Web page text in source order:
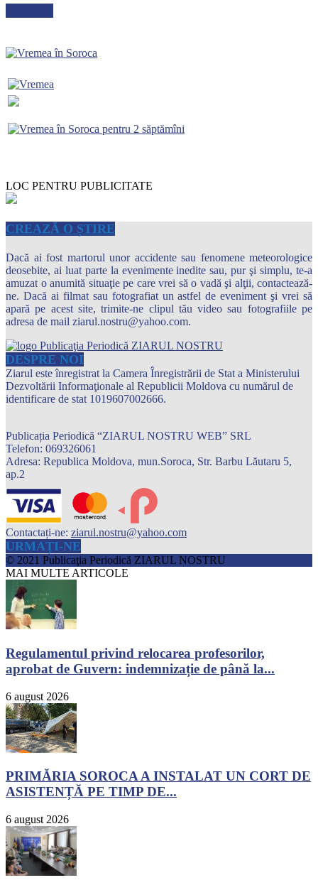
LOC PENTRU PUBLICITATE
CREAZĂ O ȘTIRE
Dacă ai fost martorul unor accidente sau fenomene meteorologice
deosebite, ai luat parte la evenimente inedite sau, pur şi simplu, te-a
amuzat o anumită situaţie pe care vrei să o vadă şi alţii, contactează-
ne. Dacă ai filmat sau fotografiat un astfel de eveniment şi vrei să
apară pe acest site, trimite-ne clipul tău video sau fotografiile pe
adresa de mail ziarul.nostru@yahoo.com.
DESPRE NOI
Ziarul este înregistrat la Camera Înregistrării de Stat a Ministerului
Dezvoltării Informaţionale al Republicii Moldova cu numărul de
identificare de stat 1019607002666.
Publicația Periodică “ZIARUL NOSTRU WEB” SRL
Telefon: 069326061
Adresa: Republica Moldova, mun.Soroca, Str. Barbu Lăutaru 5,
ap.2
Contactați-ne: ziarul.nostru@yahoo.com
URMAȚI-NE
© 2021 Publicaţia Periodică ZIARUL NOSTRU
MAI MULTE ARTICOLE
Regulamentul privind relocarea profesorilor,
aprobat de Guvern: indemnizație de până la...
6 august 2026
PRIMĂRIA SOROCA A INSTALAT UN CORT DE
ASISTENȚĂ PE TIMP DE...
6 august 2026